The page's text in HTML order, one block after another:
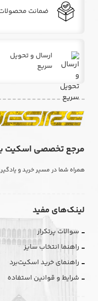
ضمانت
ارسال و تحویل
سریع
مرجع تخصصی اسکیت
همراه شما در مسیر خرید و
لینک‌های مفید
سوالات پرتکرار
راهنما انتخاب سایز
راهنمای خرید اسکیت‌برد
شرایط و قوانین استفاده